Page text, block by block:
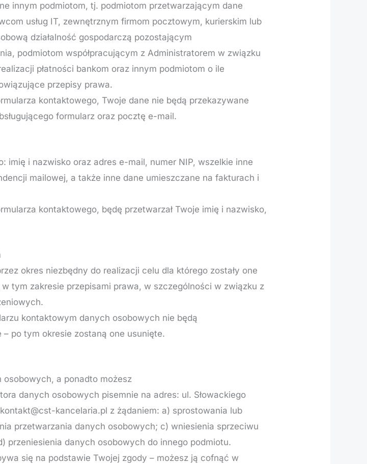
innym podmiotom, tj. podmiotom przetwarzającym dane
usług IT, zewnętrznym firmom pocztowym, kurierskim lub
działalność gospodarczą pozostającym
podmiotom współpracującym z Administratorem w związku
płatności bankom oraz innym podmiotom o ile
przepisy prawa.
kontaktowego, Twoje dane nie będą przekazywane
formularz oraz pocztę e-mail.
imię i nazwisko oraz adres e-mail, numer NIP, wszelkie inne
mailowej, a także inne dane umieszczane na fakturach i
kontaktowego, będę przetwarzał Twoje imię i nazwisko,
okres niezbędny do realizacji celu dla którego zostały one
tym zakresie przepisami prawa, w szczególności w związku z
kontaktowym danych osobowych nie będą
po tym okresie zostaną one usunięte.
osobowych, a ponadto możesz
danych osobowych pisemnie na adres: ul. Słowackiego
kancelaria.pl z żądaniem: a) sprostowania lub
przetwarzania danych osobowych; c) wniesienia sprzeciwu
przeniesienia danych osobowych do innego podmiotu.
się na podstawie Twojej zgody – możesz ją cofnąć w